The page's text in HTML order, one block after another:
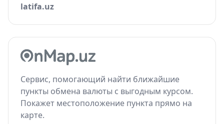
latifa.uz
Сервис, помогающий найти ближайшие
пункты обмена валюты с выгодным курсом.
Покажет местоположение пункта прямо на
карте.